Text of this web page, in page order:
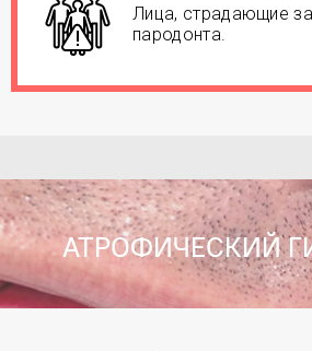
Лица, страдающие
пародонта.
АТРОФИЧЕСКИЙ